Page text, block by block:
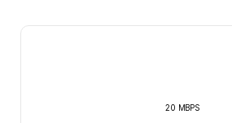
20 MBPS